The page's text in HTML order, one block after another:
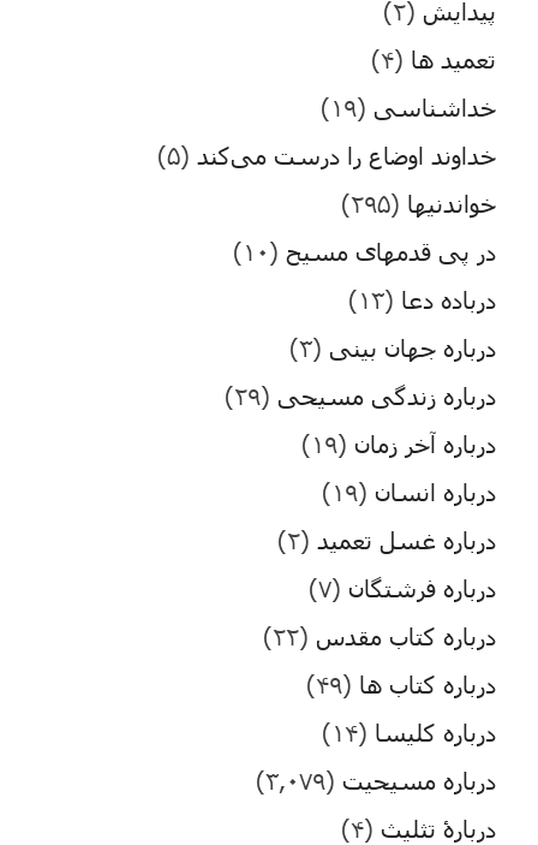
پیدایش (۲)
تعمید ها (۴)
خداشناسی (۱۹)
خداوند اوضاع را درست می‌کند (۵)
خواندنیها (۲۹۵)
در پی قدمهای مسیح (۱۰)
درباده دعا (۱۳)
درباره جهان بینی (۳)
درباره زندگی مسیحی (۲۹)
درباره آخر زمان (۱۹)
درباره انسان (۱۹)
درباره غسل تعمید (۲)
درباره فرشتگان (۷)
درباره کتاب مقدس (۲۲)
درباره کتاب ها (۴۹)
درباره کلیسا (۱۴)
درباره مسیحیت (۳,۰۷۹)
دربارۀ تثلیث (۴)